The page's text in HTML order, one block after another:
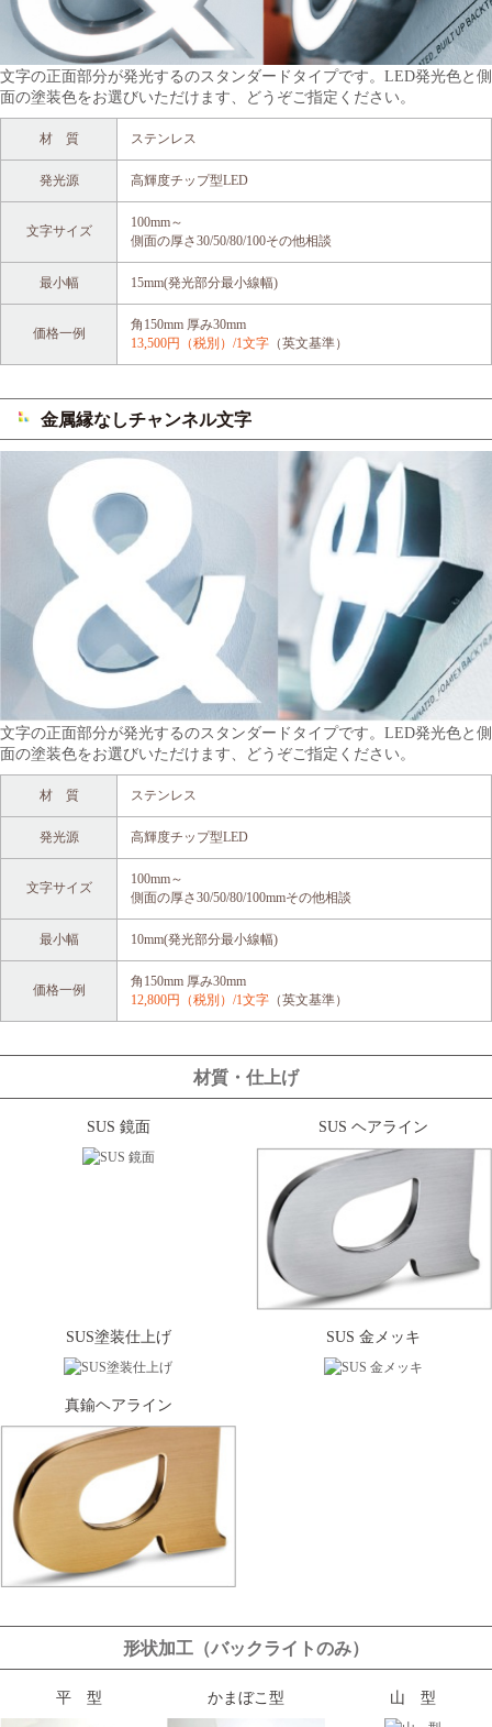
文字の正面部分が発光するのスタンダードタイプです。LED発光色と側
面の塗装色をお選びいただけます、どうぞご指定ください。
材 質 ステンレス
発光源 高輝度チップ型LED
文字サイズ
100mm～
側面の厚さ30/50/80/100その他相談
最小幅 15mm(発光部分最小線幅)
価格一例
角150mm 厚み30mm
13,500円（税別）/1文字 （英文基準）
金属縁なしチャンネル文字
文字の正面部分が発光するのスタンダードタイプです。LED発光色と側
面の塗装色をお選びいただけます、どうぞご指定ください。
材 質 ステンレス
発光源 高輝度チップ型LED
文字サイズ
100mm～
側面の厚さ30/50/80/100mmその他相談
最小幅 10mm(発光部分最小線幅)
価格一例
角150mm 厚み30mm
12,800円（税別）/1文字 （英文基準）
材質・仕上げ
SUS 鏡面 SUS ヘアライン
SUS塗装仕上げ SUS 金メッキ
真鍮ヘアライン
形状加工（バックライトのみ）
平 型 かまぼこ型 山 型